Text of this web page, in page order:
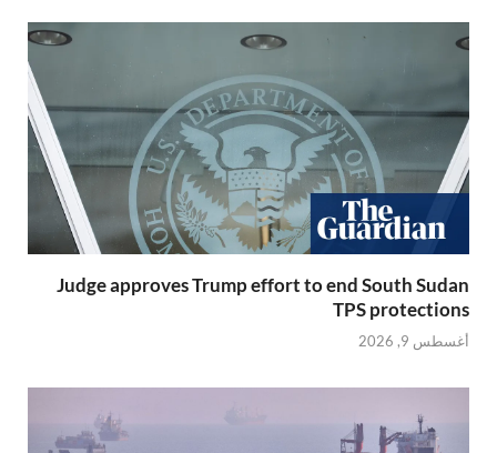
Judge approves Trump effort to end South Sudan
TPS protections
أغسطس 9, 2026